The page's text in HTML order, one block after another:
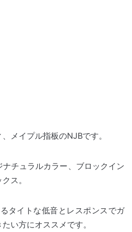
メイプル指板のNJBです。
ナチュラルカラー、ブロックイン
ス。
タイトな低音とレスポンスでガ
い方にオススメです。